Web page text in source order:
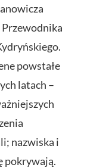
powstałe
latach –
nazwiska i
pokrywają.